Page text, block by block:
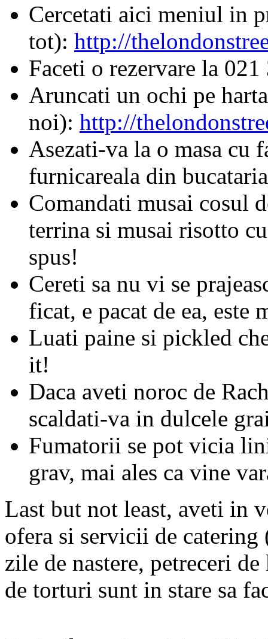
Cercetati aici meniul in
tot): http://
Faceti o rezervare la 021
Aruncati un ochi pe
noi): http://
Asezati-va la o masa cu
furnicareala din
Comandati musai cosul
terrina si musai risotto
spus!
Cereti sa nu vi se
ficat, e pacat de ea, este
Luati paine si pickled
it!
Daca aveti noroc de
scaldati-va in dulcele
Fumatorii se pot vicia
grav, mai ales ca vine
Last but not least, aveti in
ofera si servicii de catering
zile de nastere, petreceri
de torturi sunt in stare sa